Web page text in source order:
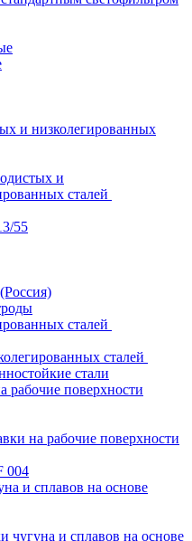
и низколегированных
и
сталей
55
сталей
сталей
стали
рабочие поверхности
на рабочие поверхности
004
и сплавов на основе
чугуна и сплавов на основе